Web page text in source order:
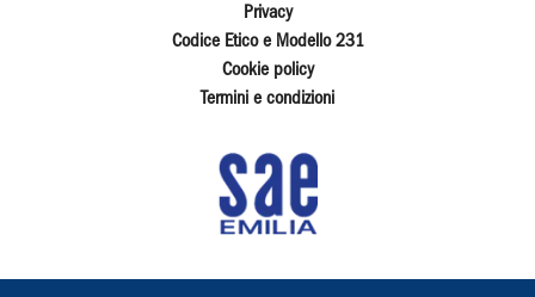
Privacy
Codice Etico e Modello 231
Cookie policy
Termini e condizioni